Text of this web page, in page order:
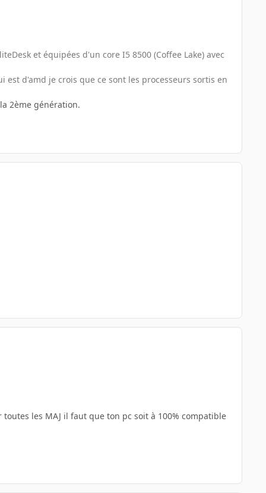
et équipées d'un core I5 8500 (Coffee Lake) avec
est d'amd je crois que ce sont les processeurs sortis en
2ème génération.
les MAJ il faut que ton pc soit à 100% compatible